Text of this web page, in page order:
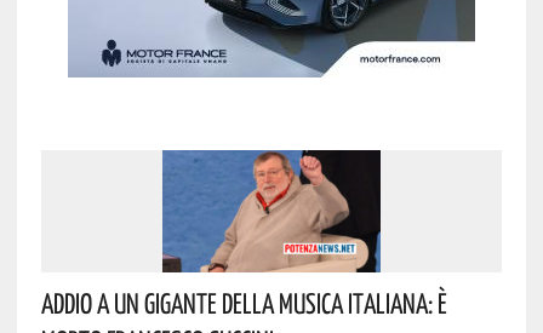
Addio A Un Gigante Della Musica Italiana: È